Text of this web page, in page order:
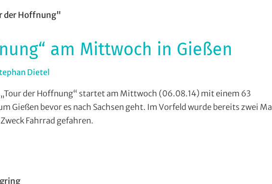
am Mittwoch in Gießen
Dietel
Tour
der
Hoffnung,
„Tour der Hoffnung“ startet am Mittwoch (06.08.14) mit einem 63
Gießen bevor es nach Sachsen geht. Im Vorfeld wurde bereits zwei Mal
Fahrrad gefahren.